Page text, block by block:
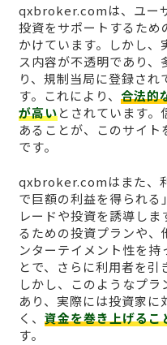
qxbroker.comは、ユー
投資をサポートするため
かけています。しかし、
ス内容が不透明であり
り、規制当局に登録さ
す。これにより、 合法的
が高いとされています。
あることが、このサイ
です。
qxbroker.comはまた、
で巨額の利益を得られる
レードや投資を誘導し
るための投資プランや
ンターテイメント性を
とで、さらに利用者を引
しかし、このようなプ
あり、実際には投資家
く、 資金を巻き上げるこ
す。